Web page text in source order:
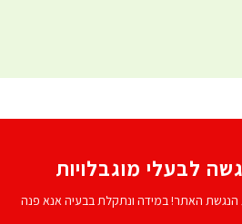
לבעלי מוגבלויות
האתר! במידה ונתקלת בבעיה אנא פנה